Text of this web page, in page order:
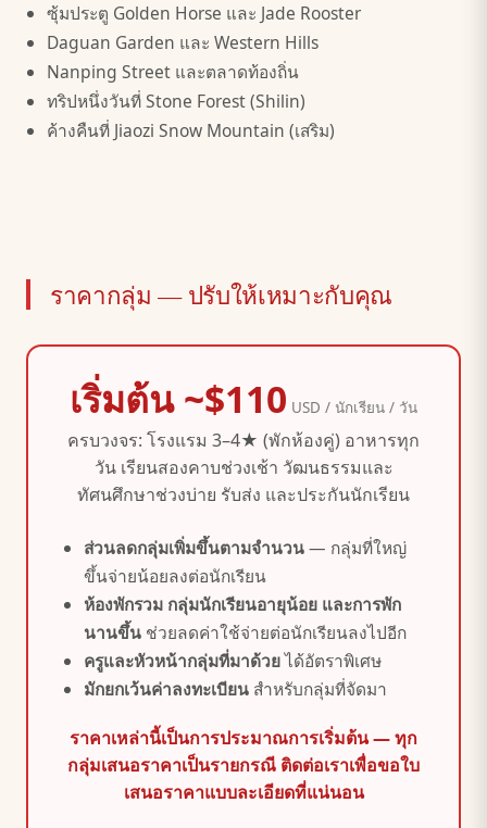
ซุ้มประตู Golden Horse และ Jade Rooster
Daguan Garden และ Western Hills
Nanping Street และตลาดท้องถิ่น
ทริปหนึ่งวันที่ Stone Forest (Shilin)
ค้างคืนที่ Jiaozi Snow Mountain (เสริม)
ราคากลุ่ม — ปรับให้เหมาะกับคุณ
เริ่มต้น ~$110 USD / นักเรียน / วัน
ครบวงจร: โรงแรม 3–4★ (พักห้องคู่) อาหารทุก
วัน เรียนสองคาบช่วงเช้า วัฒนธรรมและ
ทัศนศึกษาช่วงบ่าย รับส่ง และประกันนักเรียน
ส่วนลดกลุ่มเพิ่มขึ้นตามจำนวน— กลุ่มที่ใหญ่
ขึ้นจ่ายน้อยลงต่อนักเรียน
ห้องพักรวม กลุ่มนักเรียนอายุน้อย และการพัก
นานขึ้นช่วยลดค่าใช้จ่ายต่อนักเรียนลงไปอีก
ครูและหัวหน้ากลุ่มที่มาด้วยได้อัตราพิเศษ
มักยกเว้นค่าลงทะเบียนสำหรับกลุ่มที่จัดมา
ราคาเหล่านี้เป็นการประมาณการเริ่มต้น — ทุก
กลุ่มเสนอราคาเป็นรายกรณี ติดต่อเราเพื่อขอใบ
เสนอราคาแบบละเอียดที่แน่นอน